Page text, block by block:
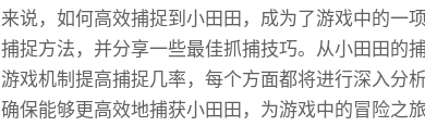
说，如何高效捕捉到小田田，成为了游戏中的一
捉方法，并分享一些最佳抓捕技巧。从小田田的
戏机制提高捕捉几率，每个方面都将进行深入分
保能够更高效地捕获小田田，为游戏中的冒险之旅